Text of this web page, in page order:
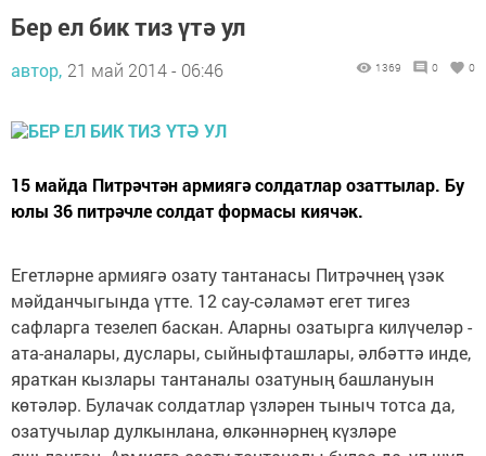
Бер ел бик тиз үтә ул
автор, 21 май 2014 - 06:46 1369 0 0
15 майда Питрәчтән армиягә солдатлар озаттылар. Бу
юлы 36 питрәчле солдат формасы киячәк.
Егетләрне армиягә озату тантанасы Питрәчнең үзәк
мәйданчыгында үтте. 12 сау-сәламәт егет тигез
сафларга тезелеп баскан. Аларны озатырга килүчеләр -
ата-аналары, дуслары, сыйныфташлары, әлбәттә инде,
яраткан кызлары тантаналы озатуның башлануын
көтәләр. Булачак солдатлар үзләрен тыныч тотса да,
озатучылар дулкынлана, өлкәннәрнең күзләре